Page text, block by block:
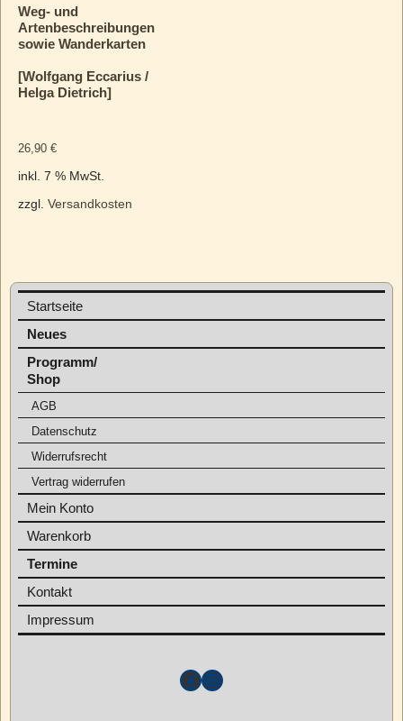
Weg- und
Artenbeschreibungen
sowie Wanderkarten
[Wolfgang Eccarius /
Helga Dietrich]
26,90 €
inkl. 7 % MwSt.
zzgl. Versandkosten
Startseite
Neues
Programm/
Shop
AGB
Datenschutz
Widerrufsrecht
Vertrag widerrufen
Mein Konto
Warenkorb
Termine
Kontakt
Impressum